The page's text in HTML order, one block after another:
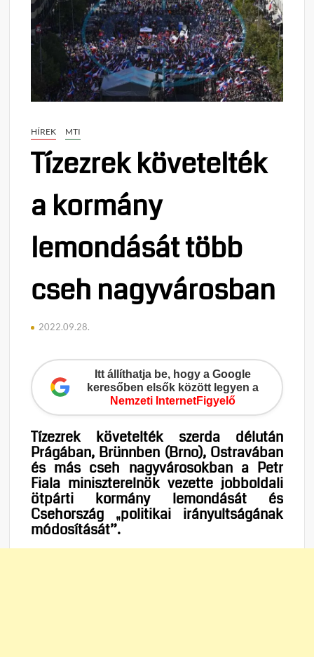
HÍREK MTI
Tízezrek követelték
a kormány
lemondását több
cseh nagyvárosban
2022.09.28.
Itt állíthatja be, hogy a Google
keresőben elsők között legyen a
Nemzeti InternetFigyelő
Tízezrek követelték szerda délután
Prágában, Brünnben (Brno), Ostravában
és más cseh nagyvárosokban a Petr
Fiala miniszterelnök vezette jobboldali
ötpárti kormány lemondását és
Csehország „politikai irányultságának
módosítását”.